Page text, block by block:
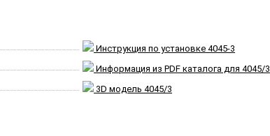
Инструкция по установке 4045-3
Информация из PDF каталога для 4045/3
3D модель 4045/3